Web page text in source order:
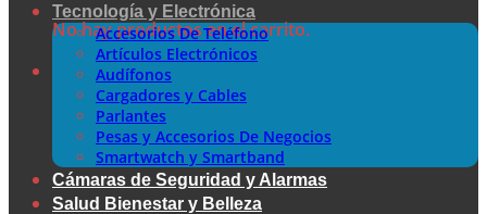
No hay productos en el carrito.
Tecnología y Electrónica
Accesorios De Teléfono
Artículos Electrónicos
Audífonos
Cargadores y Cables
Parlantes
Pesas y Accesorios De Negocios
Smartwatch y Smartband
Cámaras de Seguridad y Alarmas
Salud Bienestar y Belleza